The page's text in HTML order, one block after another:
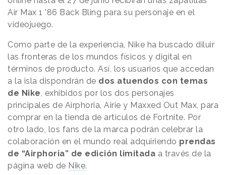
Air Max 1 '86 Back Bling para su personaje en el
videojuego.
Como parte de la experiencia, Nike ha buscado diluir
las fronteras de los mundos físicos y digital en
términos de producto. Así, los usuarios que accedan
a la isla dispondrán de dos atuendos con temas
de Nike , exhibidos por los dos personajes
principales de Airphoria, Airie y Maxxed Out Max, para
comprar en la tienda de artículos de Fortnite. Por
otro lado, los fans de la marca podrán celebrar la
colaboración en el mundo real adquiriendo prendas
de “Airphoria” de edición limitada a través de la
página web de Nike.